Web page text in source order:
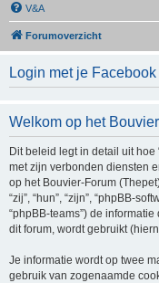
V&A
Forumoverzicht
Login met je
Welkom op het
Dit beleid legt in detail uit hoe
met zijn verbonden diensten
op het Bouvier-Forum
“zij”, “hun”, “zijn”, “phpBB-
“phpBB-teams”) de
dit forum, wordt gebruikt
Je informatie wordt op twee
gebruik van zogenaamde